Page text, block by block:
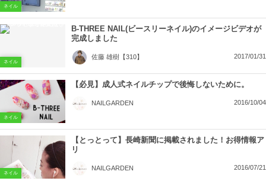
ネイル
ネイル
B-THREE NAIL(ビースリーネイル)のイメージビデオが
完成しました
佐藤 雄樹【310】 2017/01/31
ネイル
【必見】成人式ネイルチップで後悔しないために。
NAILGARDEN 2016/10/04
ネイル
【とっとって】長崎新聞に掲載されました！お得情報ア
リ
NAILGARDEN 2016/07/21